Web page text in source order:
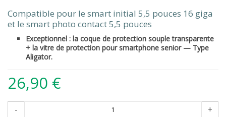
Compatible pour le smart initial 5,5 pouces 16 giga
et le smart photo contact 5,5 pouces
Exceptionnel : la coque de protection souple transparente
+ la vitre de protection pour smartphone senior — Type
Aligator.
26,90 €
- +